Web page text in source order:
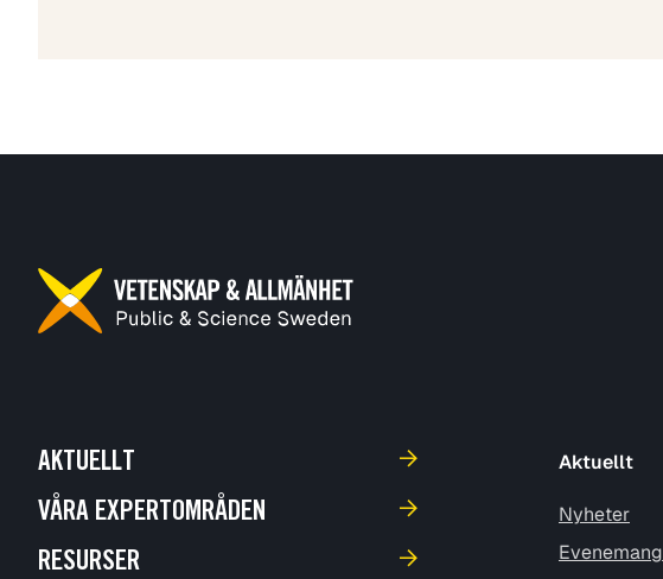
AKTUELLT
VÅRA EXPERTOMRÅDEN
RESURSER
Aktuellt
Nyheter
Evenemang